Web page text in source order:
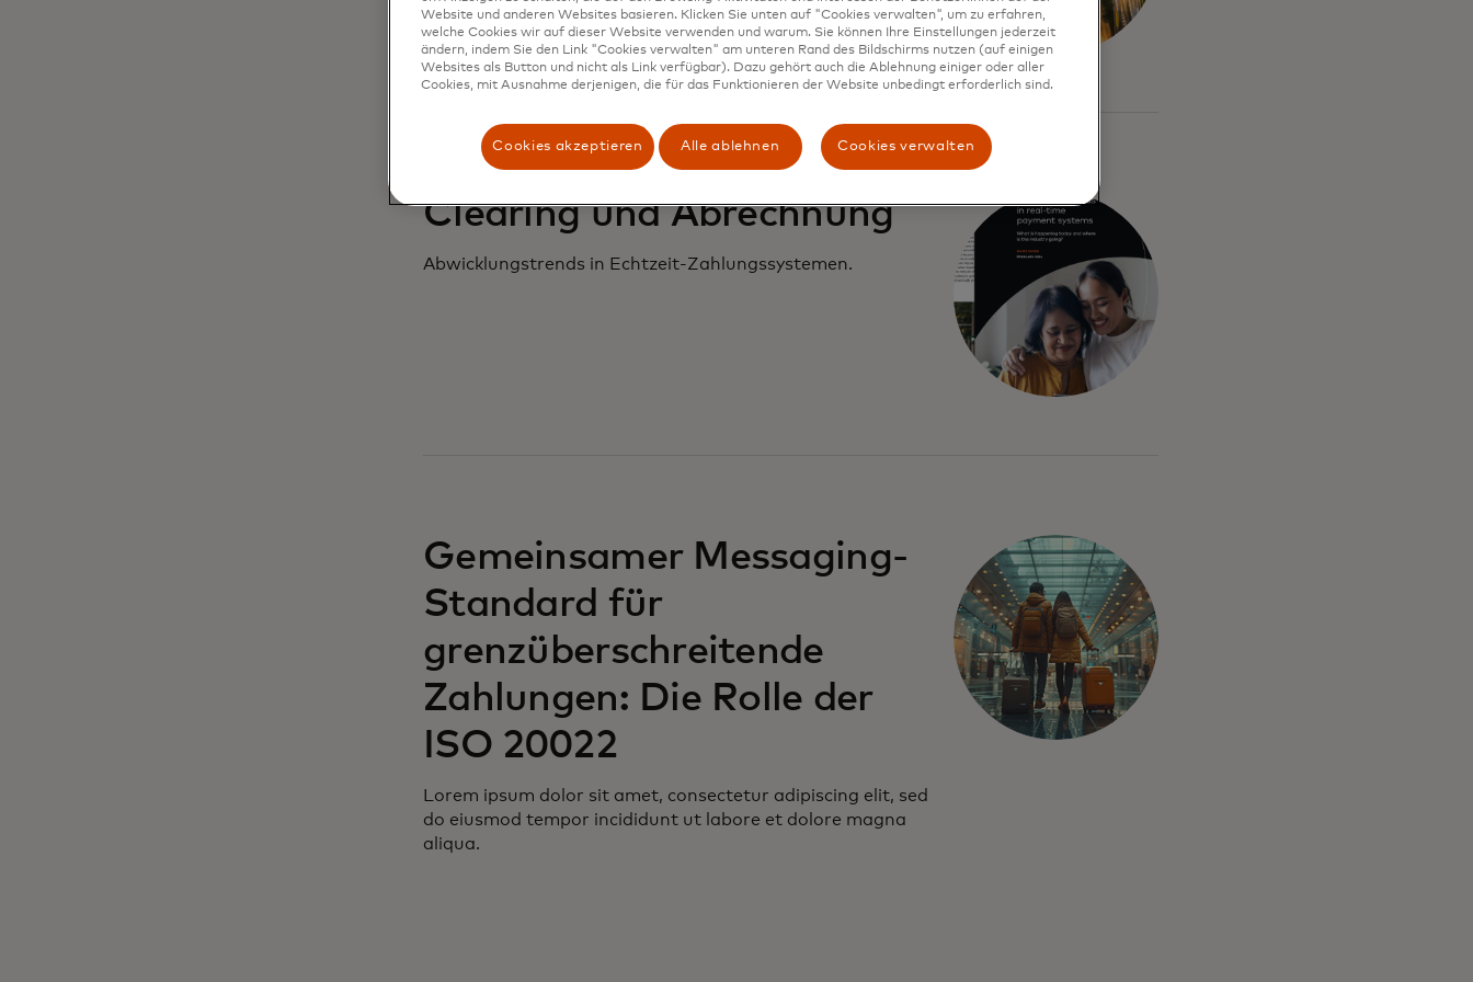
Clearing und Abrechnung
Abwicklungstrends in Echtzeit-Zahlungssystemen.
Gemeinsamer Messaging-
Standard für
grenzüberschreitende
Zahlungen: Die Rolle der
ISO 20022
Lorem ipsum dolor sit amet, consectetur adipiscing elit, sed
do eiusmod tempor incididunt ut labore et dolore magna
aliqua.
Website und anderen Websites basieren. Klicken Sie unten auf "Cookies verwalten", um zu erfahren,
welche Cookies wir auf dieser Website verwenden und warum. Sie können Ihre Einstellungen jederzeit
ändern, indem Sie den Link "Cookies verwalten" am unteren Rand des Bildschirms nutzen (auf einigen
Websites als Button und nicht als Link verfügbar). Dazu gehört auch die Ablehnung einiger oder aller
Cookies, mit Ausnahme derjenigen, die für das Funktionieren der Website unbedingt erforderlich sind.
Cookies akzeptieren Alle ablehnen Cookies verwalten